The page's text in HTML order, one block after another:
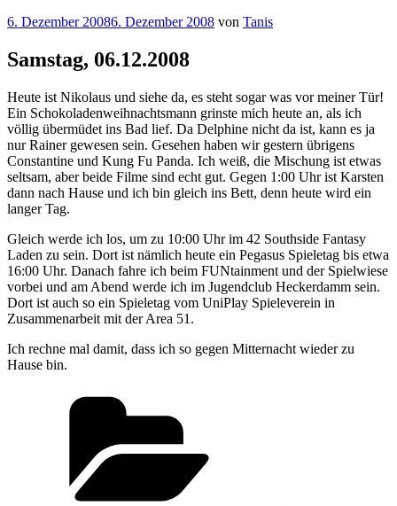
Veröffentlicht
6. Dezember 20086. Dezember 2008 von Tanis
Samstag, 06.12.2008
Heute ist Nikolaus und siehe da, es steht sogar was vor meiner Tür!
Ein Schokoladenweihnachtsmann grinste mich heute an, als ich
völlig übermüdet ins Bad lief. Da Delphine nicht da ist, kann es ja
nur Rainer gewesen sein. Gesehen haben wir gestern übrigens
Constantine und Kung Fu Panda. Ich weiß, die Mischung ist etwas
seltsam, aber beide Filme sind echt gut. Gegen 1:00 Uhr ist Karsten
dann nach Hause und ich bin gleich ins Bett, denn heute wird ein
langer Tag.
Gleich werde ich los, um zu 10:00 Uhr im 42 Southside Fantasy
Laden zu sein. Dort ist nämlich heute ein Pegasus Spieletag bis etwa
16:00 Uhr. Danach fahre ich beim FUNtainment und der Spielwiese
vorbei und am Abend werde ich im Jugendclub Heckerdamm sein.
Dort ist auch so ein Spieletag vom UniPlay Spieleverein in
Zusammenarbeit mit der Area 51.
Ich rechne mal damit, dass ich so gegen Mitternacht wieder zu
Hause bin.